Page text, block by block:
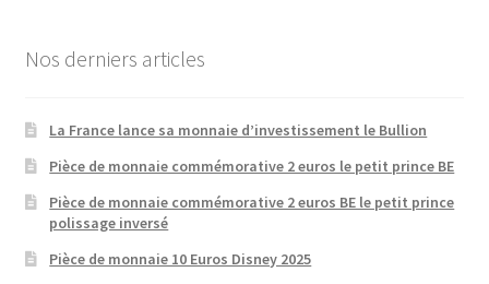
Nos derniers articles
La France lance sa monnaie d’investissement le Bullion
Pièce de monnaie commémorative 2 euros le petit prince BE
Pièce de monnaie commémorative 2 euros BE le petit prince
polissage inversé
Pièce de monnaie 10 Euros Disney 2025